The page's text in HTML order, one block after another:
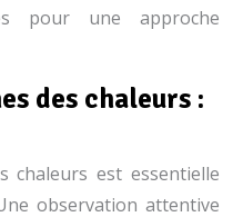
pour une approche
des chaleurs :
chaleurs est essentielle
observation attentive